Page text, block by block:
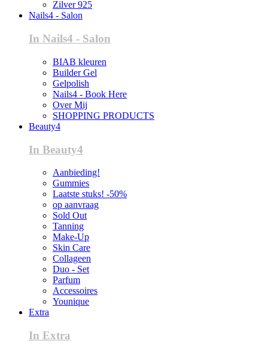
Zilver 925
Nails4 - Salon
In Nails4 - Salon
BIAB kleuren
Builder Gel
Gelpolish
Nails4 - Book Here
Over Mij
SHOPPING PRODUCTS
Beauty4
In Beauty4
Aanbieding!
Gummies
Laatste stuks! -50%
op aanvraag
Sold Out
Tanning
Make-Up
Skin Care
Collageen
Duo - Set
Parfum
Accessoires
Younique
Extra
In Extra